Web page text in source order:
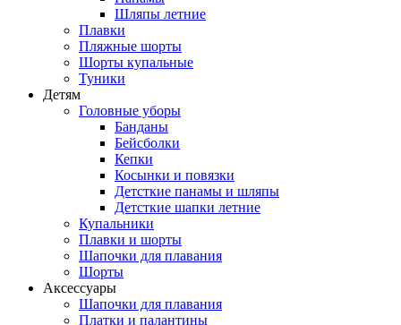
Шляпы летние
Плавки
Пляжные шорты
Шорты купальные
Туники
Детям
Головные уборы
Банданы
Бейсболки
Кепки
Косынки и повязки
Детсткие панамы и шляпы
Детсткие шапки летние
Купальники
Плавки и шорты
Шапочки для плавания
Шорты
Аксессуары
Шапочки для плавания
Платки и палантины